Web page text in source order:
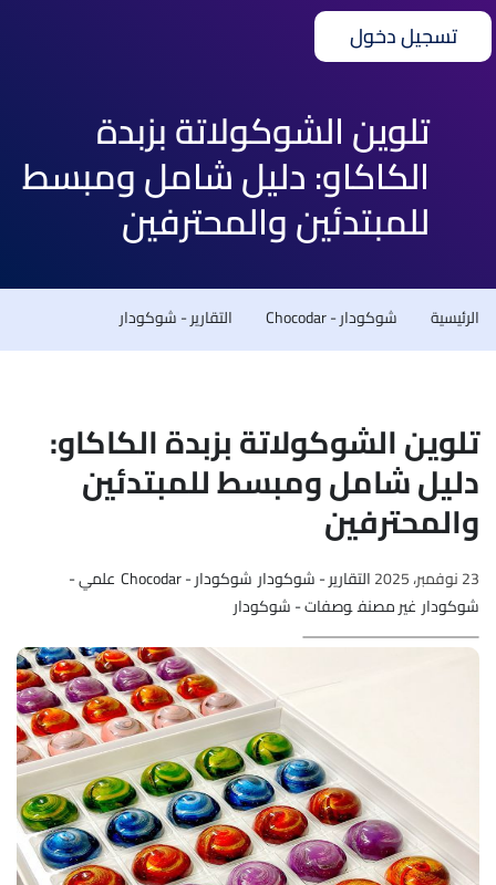
تسجيل دخول
تلوين الشوكولاتة بزبدة
الكاكاو: دليل شامل ومبسط
للمبتدئين والمحترفين
الرئيسية شوكودار - Chocodar التقارير - شوكودار
تلوين الشوكولاتة بزبدة الكاكاو:
دليل شامل ومبسط للمبتدئين
والمحترفين
23 نوفمبر، 2025 التقارير - شوكودار شوكودار - Chocodar
علمي -
شوكودار غير مصنفوصفات - شوكودار